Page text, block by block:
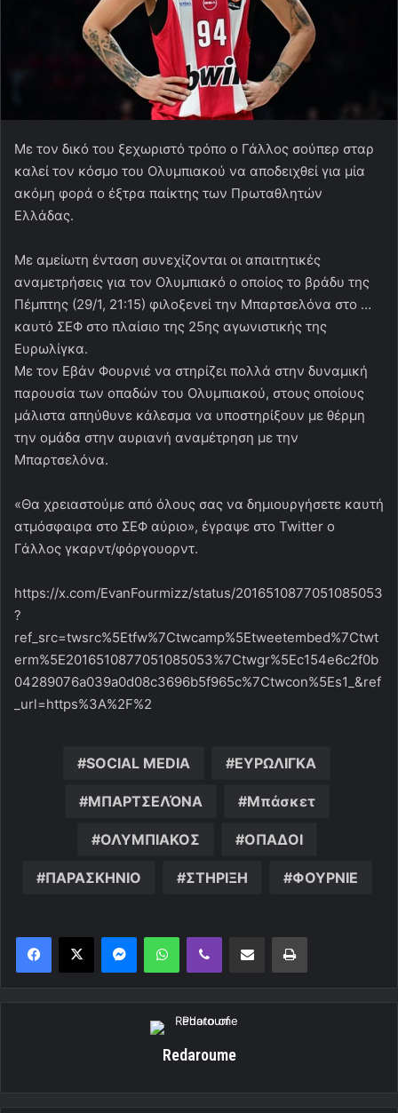
Με τον δικό του ξεχωριστό τρόπο ο Γάλλος σούπερ σταρ
καλεί τον κόσμο του Ολυμπιακού να αποδειχθεί για μία
ακόμη φορά ο έξτρα παίκτης των Πρωταθλητών
Ελλάδας.
Με αμείωτη ένταση συνεχίζονται οι απαιτητικές
αναμετρήσεις για τον Ολυμπιακό ο οποίος το βράδυ της
Πέμπτης (29/1, 21:15) φιλοξενεί την Μπαρτσελόνα στο …
καυτό ΣΕΦ στο πλαίσιο της 25ης αγωνιστικής της
Ευρωλίγκα.
Με τον Εβάν Φουρνιέ να στηρίζει πολλά στην δυναμική
παρουσία των οπαδών του Ολυμπιακού, στους οποίους
μάλιστα απηύθυνε κάλεσμα να υποστηρίξουν με θέρμη
την ομάδα στην αυριανή αναμέτρηση με την
Μπαρτσελόνα.
«Θα χρειαστούμε από όλους σας να δημιουργήσετε καυτή
ατμόσφαιρα στο ΣΕΦ αύριο», έγραψε στο Twitter ο
Γάλλος γκαρντ/φόργουορντ.
https://x.com/EvanFourmizz/status/2016510877051085053
?
ref_src=twsrc%5Etfw%7Ctwcamp%5Etweetembed%7Ctwt
erm%5E2016510877051085053%7Ctwgr%5Ec154e6c2f0b
04289076a039a0d08c3696b5f965c%7Ctwcon%5Es1_&ref
_url=https%3A%2F%2
SOCIAL MEDIA ΕΥΡΩΛΙΓΚΑ
ΜΠΑΡΤΣΕΛΌΝΑ Μπάσκετ
ΟΛΥΜΠΙΑΚΟΣ ΟΠΑΔΟΙ
ΠΑΡΑΣΚΗΝΙΟ ΣΤΗΡΙΞΗ ΦΟΥΡΝΙΕ
MessengerWhatsAppViber Κοινοποίηση μέσω ηλεκτρονικού ταχυδρομείουΕκτύπωση
Redaroume